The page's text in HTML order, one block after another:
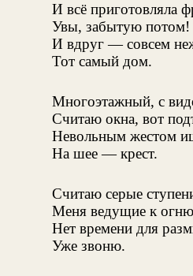
И всё приготовляла
Увы, забытую потом!
И вдруг — совсем
Тот самый дом.
Многоэтажный, с
Считаю окна, вот
Невольным жестом
На шее — крест.
Считаю серые
Меня ведущие к
Нет времени для
Уже звоню.